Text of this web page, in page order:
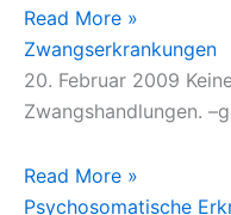
Read More »
Zwangserkrankungen
20. Februar 2009
Zwangshandlungen.
Read More »
Psychosomatische